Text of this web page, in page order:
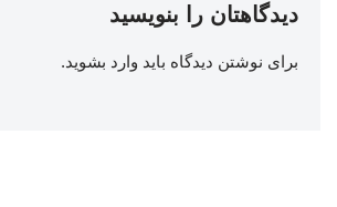
دیدگاهتان را بنویسید
برای نوشتن دیدگاه باید وارد بشوید.